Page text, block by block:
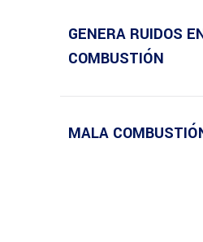
GENERA RUIDOS
COMBUSTIÓN
MALA